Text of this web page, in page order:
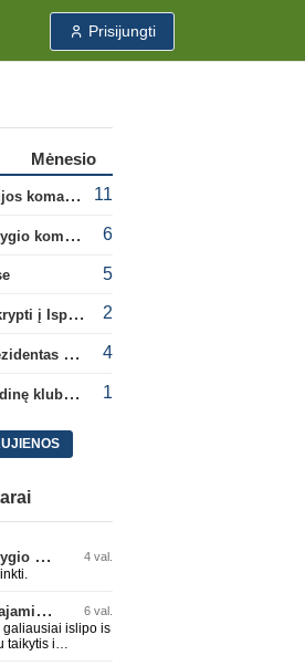
Prisijungti
Mėnesio
Rodri apsisprendė dėl naujos komandos
11
A. Tapinas: „Iš europinio lygio komandos gavom gerų pamokų“ 6
5
C. Romero karjera gali pakrypti į Ispaniją 2
Argentinos federacijos prezidentas C. Tapia negailėjo pagyrų G. Infantino 4
Oficialu: „Leeds“ už rekordinę klubui sumą įsigijo Anglijos rinktinės vartininką 1
A. Tapinas: „Iš europinio lygio komandos gavom gerų pamokų“ 4 val.
L. Messi gerokai pakėlė Majamio „Inter“ komandos vertę 6 val.
galiausiai islipo is
taikytis i